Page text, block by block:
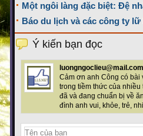
Một ngôi làng đặc biệt: Đệ
Báo du lịch và các công ty
Ý kiến bạn đọc
luongngoclieu@mail.com
Cảm ơn anh Công có bài
trong tiềm thức của
đã và đang chuẩn bị về
đình anh vui, khỏe, trẻ,